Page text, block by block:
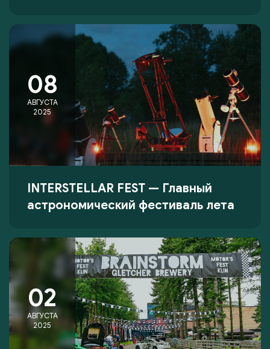
08
АВГУСТА
2025
INTERSTELLAR FEST — Главный
астрономический фестиваль лета
02
АВГУСТА
2025